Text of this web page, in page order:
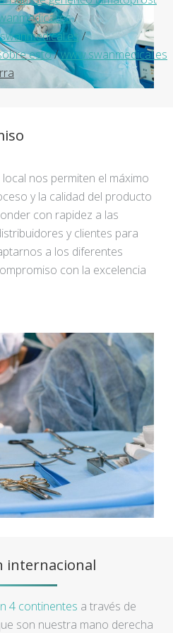
/
/
esto/www.swanmedical.es
nos permiten el máximo
y la calidad del producto
con rapidez a las
y clientes para
a los diferentes
con la excelencia
internacional
4 continentes a través de
son nuestra mano derecha